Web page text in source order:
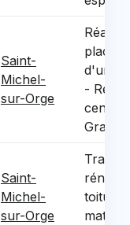
Saint-
Michel-
sur-Orge
place
d'une
-
centre
Grand
Saint-
Michel-
sur-Orge
toiture